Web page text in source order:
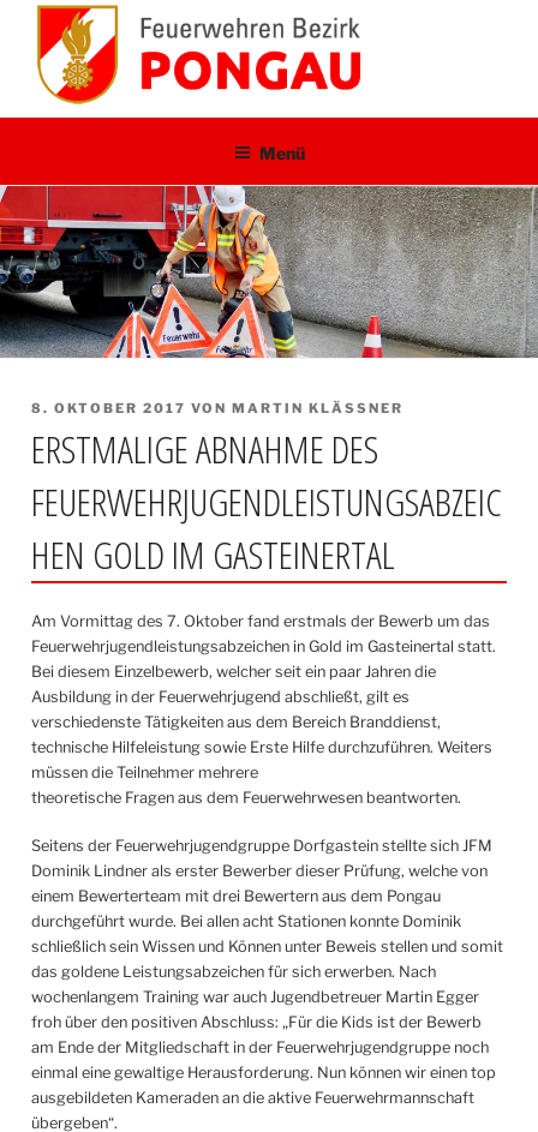
springen
Menü
VERÖFFENTLICHT
8. OKTOBER 2017 VON MARTIN KLÄSSNER
ERSTMALIGE ABNAHME DES
FEUERWEHRJUGENDLEISTUNGSABZEIC
HEN GOLD IM GASTEINERTAL
Am Vormittag des 7. Oktober fand erstmals der Bewerb um das
Feuerwehrjugendleistungsabzeichen in Gold im Gasteinertal statt.
Bei diesem Einzelbewerb, welcher seit ein paar Jahren die
Ausbildung in der Feuerwehrjugend abschließt, gilt es
verschiedenste Tätigkeiten aus dem Bereich Branddienst,
technische Hilfeleistung sowie Erste Hilfe durchzuführen. Weiters
müssen die Teilnehmer mehrere
theoretische Fragen aus dem Feuerwehrwesen beantworten.
Seitens der Feuerwehrjugendgruppe Dorfgastein stellte sich JFM
Dominik Lindner als erster Bewerber dieser Prüfung, welche von
einem Bewerterteam mit drei Bewertern aus dem Pongau
durchgeführt wurde. Bei allen acht Stationen konnte Dominik
schließlich sein Wissen und Können unter Beweis stellen und somit
das goldene Leistungsabzeichen für sich erwerben. Nach
wochenlangem Training war auch Jugendbetreuer Martin Egger
froh über den positiven Abschluss: „Für die Kids ist der Bewerb
am Ende der Mitgliedschaft in der Feuerwehrjugendgruppe noch
einmal eine gewaltige Herausforderung. Nun können wir einen top
ausgebildeten Kameraden an die aktive Feuerwehrmannschaft
übergeben“.